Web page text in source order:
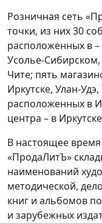
Розничная сеть
точки, из них 30
расположенных в –
Усолье-Сибирском,
Чите; пять
Иркутске, Улан-
расположенных в
центра – в
В настоящее
«ПродаЛитЪ»
наименований
методической,
книг и альбомов
и зарубежных